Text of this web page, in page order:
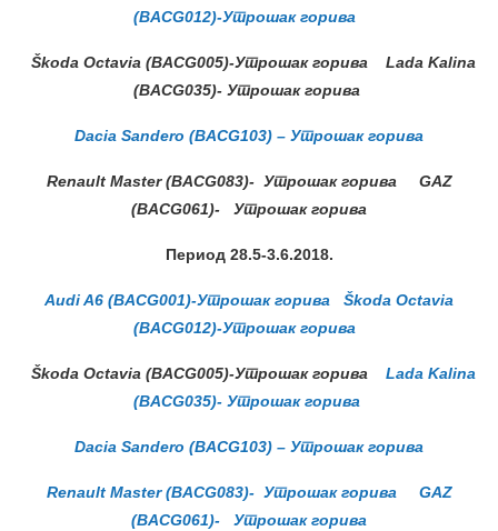
(BACG012)-Утрошак горива
Škoda Octavia (BACG005)-Утрошак горива
Lada Kalina
(BACG035)- Утрошак горива
Dacia Sandero (BACG103) – Утрошак горива
Renault Master (BACG083)- Утрошак горива GAZ
(BACG061)- Утрошак горива
Период 28.5-3.6.2018.
Audi A6 (BACG001)-Утрошак горива
Škoda Octavia
(BACG012)-Утрошак горива
Škoda Octavia (BACG005)-Утрошак горива
Lada Kalina
(BACG035)- Утрошак горива
Dacia Sandero (BACG103) – Утрошак горива
Renault Master (BACG083)- Утрошак горива
GAZ
(BACG061)- Утрошак горива